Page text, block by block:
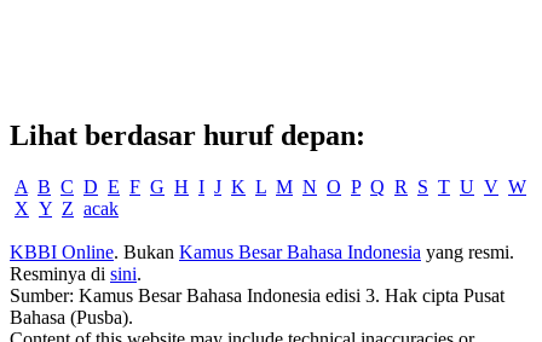
Lihat berdasar huruf depan:
A B C D E F G H I J K L M N O P Q R S T U V W
X Y Z acak
KBBI Online. Bukan Kamus Besar Bahasa Indonesia yang resmi.
Resminya di sini.
Sumber: Kamus Besar Bahasa Indonesia edisi 3. Hak cipta Pusat
Bahasa (Pusba).